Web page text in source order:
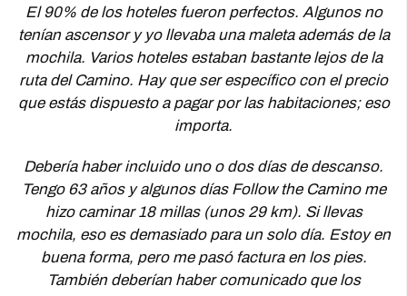
El 90% de los hoteles fueron perfectos. Algunos no
tenían ascensor y yo llevaba una maleta además de la
mochila. Varios hoteles estaban bastante lejos de la
ruta del Camino. Hay que ser específico con el precio
que estás dispuesto a pagar por las habitaciones; eso
importa.
Debería haber incluido uno o dos días de descanso.
Tengo 63 años y algunos días Follow the Camino me
hizo caminar 18 millas (unos 29 km). Si llevas
mochila, eso es demasiado para un solo día. Estoy en
buena forma, pero me pasó factura en los pies.
También deberían haber comunicado que los